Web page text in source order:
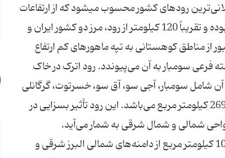
رودهای كشور محسوب میشود كه از ارتفاعات
هزار مسجد استان خراسان شمالی سر چشمه می‌گیرد. طول آن 545 كیلومتر بوده و تقریباً 120 كیلومتر از رود، مرز دو كشور ایران و
مناطق كوهستانی به تپه ماهورهای كم ارتفاع
فرعی سومبار به آن می‌پیوندد. رود اترک در خاک
شامل سومبار، آجی سو، آق‌ سو، خسرتوت، گرگانلی
و گوگول چای می‌باشد. سطح حوضه آبریز رودخانه اترک در خاک ایران دارای 26900 كیلومتر مربع می‌باشد. این رود تأثیر بسزایی در
2- رود گرگان‌رود: این رودخانه با طول حدود 300 كیلومتر و با حوضه آبریز 10250 كیلومتر مربع از دامنه‌های شمالی البرز شرقی و